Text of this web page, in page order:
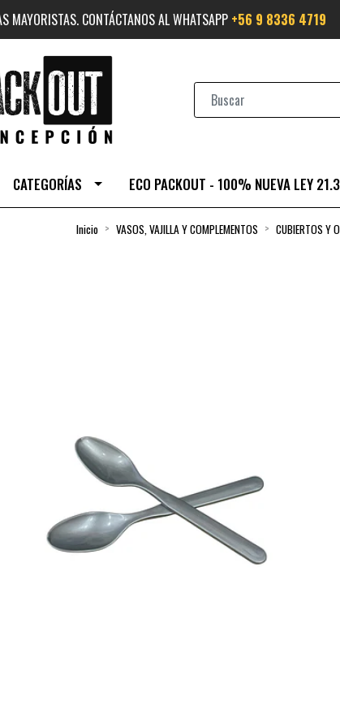
MAYORISTAS. CONTÁCTANOS AL WHATSAPP +56 9 8336 4719
CATEGORÍAS ECO PACKOUT - 100% NUEVA LEY
Inicio VASOS, VAJILLA Y COMPLEMENTOS CUBIERTOS Y